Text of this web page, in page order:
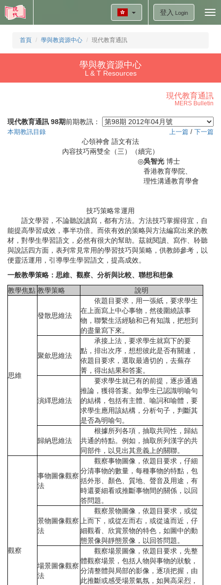
登入 Login
首頁 學與教資源中心 現代教育通訊
學與教資源中心
L & T Resources
現代教育通訊
MERS Bulletin
現代教育通訊 98期前期教訊：
本期教訊目錄 上一篇 / 下一篇
心領神會 語文有法
內容技巧兩雙全（三）（續完）
◎吳智光 博士
香港教育學院、
理性溝通教育學會
技巧策略常運用
語文學習，不論聽說讀寫，都有方法。方法技巧掌握得宜，自
能提高學習成效，事半功倍。而依有效的策略與方法編寫出來的教
材，對學生學習語文，必然有很大的幫助。茲就閱讀、寫作、聆聽
與說話四方面，表列常見常用的學習技巧與策略，供教師參考，以
便靈活運用，引導學生學習語文，提高成效。
一般教學策略：思維、觀察、分析與比較、聯想和想像
教學焦點 教學策略 說明
思維
發散思維法
依題目要求，用一張紙，要求學生
在上面寫上中心事物，然後圍繞該事
物，聯繫生活經驗和已有知識，把想到
的盡量寫下來。
聚歛思維法
承接上法，要求學生就寫下的要
點，排出次序，想想彼此是否有關連，
依題目要求，選取最適切的，去蕪存
菁，得出結果和答案。
演繹思維法
要求學生就已有的前提，逐步通過
推論，獲得答案。如學生已認識明喻句
的結構，包括有主體、喻詞和喻體，要
求學生應用該結構，分析句子，判斷其
是否為明喻句。
歸納思維法
根據所列各項，抽取共同性，歸結
共通的特點。例如，抽取所列漢字的共
同部件，以見出其意義上的關聯。
觀察
事物圖像觀察
法
觀察事物圖像，依題目要求，仔細
分清事物的數量，每種事物的特點，包
括外形、顏色、質地、聲音及用途，有
時還要細看或推斷事物間的關係，以回
答問題。
景物圖像觀察
法
觀察景物圖像，依題目要求，或從
上而下，或從左而右，或從遠而近，仔
細觀看、欣賞景物的特色，如圖中的動
態景像與靜態景像，以回答問題。
場景圖像觀察
法
觀察場景圖像，依題目要求，先整
體觀察場景，包括人物與事物的狀貌，
分清整體與局部的影像，逐項把握，由
此推斷或感受場景氣氛，如興高采烈，